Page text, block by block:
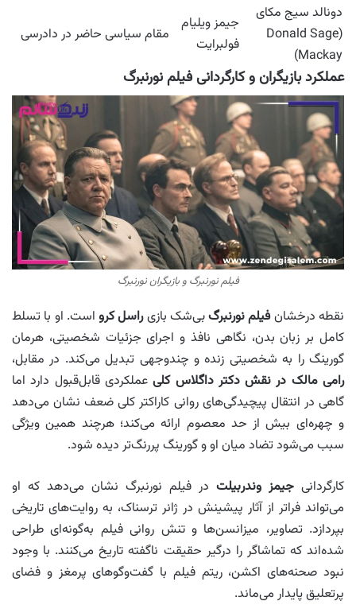
دونالد سیج مکای
(Donald Sage
Mackay)
جیمز ویلیام
فولبرایت
مقام سیاسی حاضر در دادرسی
عملکرد بازیگران و کارگردانی فیلم نورنبرگ
فیلم نورنبرگ و بازیگران نورنبرگ
نقطه درخشانفیلم نورنبرگبی‌شک بازیراسل کرواست. او با تسلط
کامل بر زبان بدن، نگاهی نافذ و اجرای جزئیات شخصیتی، هرمان
گورینگ را به شخصیتی زنده و چندوجهی تبدیل می‌کند. در مقابل،
رامی مالک در نقش دکتر داگلاس کلیعملکردی قابل‌قبول دارد اما
گاهی در انتقال پیچیدگی‌های روانی کاراکتر کلی ضعف نشان می‌دهد
و چهره‌ای بیش از حد معصوم ارائه می‌کند؛ هرچند همین ویژگی
سبب می‌شود تضاد میان او و گورینگ پررنگ‌تر دیده شود.
کارگردانی جیمز وندربیلت در فیلم نورنبرگ نشان می‌دهد که او
می‌تواند فراتر از آثار پیشینش در ژانر ترسناک، به روایت‌های تاریخی
بپردازد. تصاویر، میزانسن‌ها و تنش روانی فیلم به‌گونه‌ای طراحی
شده‌اند که تماشاگر را درگیر حقیقت ناگفته تاریخ می‌کنند. با وجود
نبود صحنه‌های اکشن، ریتم فیلم با گفت‌وگوهای پرمغز و فضای
پرتعلیق پایدار می‌ماند.